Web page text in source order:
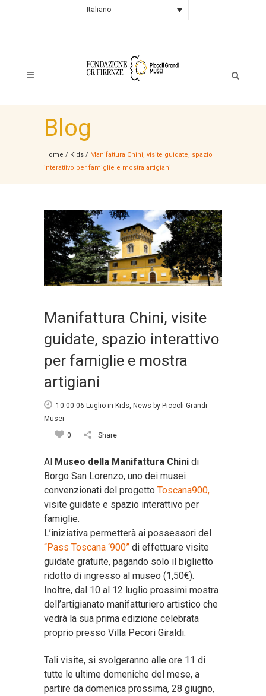
Italiano
Blog
Home / Kids / Manifattura Chini, visite guidate, spazio
interattivo per famiglie e mostra artigiani
Manifattura Chini, visite
guidate, spazio interattivo
per famiglie e mostra
artigiani
10:00 06 Luglio in Kids, News by Piccoli Grandi
Musei
0
Share
Al Museo della Manifattura Chini di
Borgo San Lorenzo, uno dei musei
convenzionati del progetto Toscana900,
visite guidate e spazio interattivo per
famiglie.
L’iniziativa permetterà ai possessori del
“Pass Toscana ‘900” di effettuare visite
guidate gratuite, pagando solo il biglietto
ridotto di ingresso al museo (1,50€).
Inoltre, dal 10 al 12 luglio prossimi mostra
dell’artigianato manifatturiero artistico che
vedrà la sua prima edizione celebrata
proprio presso Villa Pecori Giraldi.
Tali visite, si svolgeranno alle ore 11 di
tutte le ultime domeniche del mese, a
partire da domenica prossima, 28 giugno,